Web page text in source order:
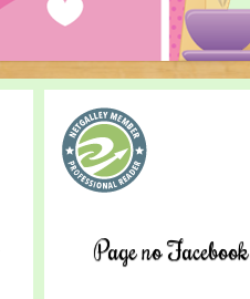
Page no Facebook